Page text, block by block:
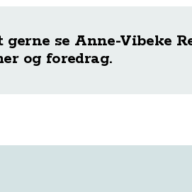
gerne se Anne-Vibeke
og foredrag.